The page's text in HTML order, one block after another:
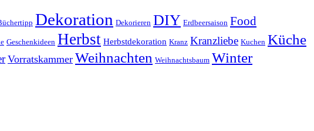
Dekoration Dekorieren DIY Erdbeersaison Food
Geschenkideen Herbst Herbstdekoration Kranz Kranzliebe Kuchen Küche
Vorratskammer Weihnachten Weihnachtsbaum Winter